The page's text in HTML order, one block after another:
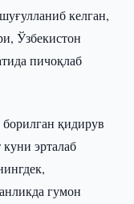
келган,
Ўзбекистон
пичоқлаб
қидирув
эрталаб
гумон